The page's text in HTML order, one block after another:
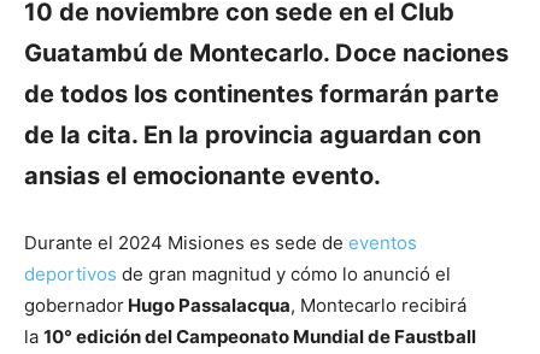
10 de noviembre con sede en el Club
Guatambú de Montecarlo. Doce naciones
de todos los continentes formarán parte
de la cita. En la provincia aguardan con
ansias el emocionante evento.
Durante el 2024 Misiones es sede de eventos
deportivos de gran magnitud y cómo lo anunció el
gobernador Hugo Passalacqua, Montecarlo recibirá
la 10° edición del Campeonato Mundial de Faustball